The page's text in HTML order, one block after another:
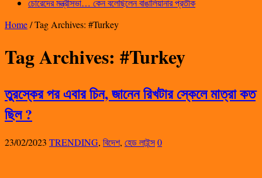
চোরেদের মন্ত্রীসভা… কেন বলেছিলেন বাঙালিয়ানার প্রতীক
Home/Tag Archives: #Turkey
Tag Archives: #Turkey
তুরস্কের পর এবার চিন, জানেন রিখটার স্কেলে মাত্রা কত
ছিল ?
23/02/2023 TRENDING, বিদেশ, হেড লাইন্স0